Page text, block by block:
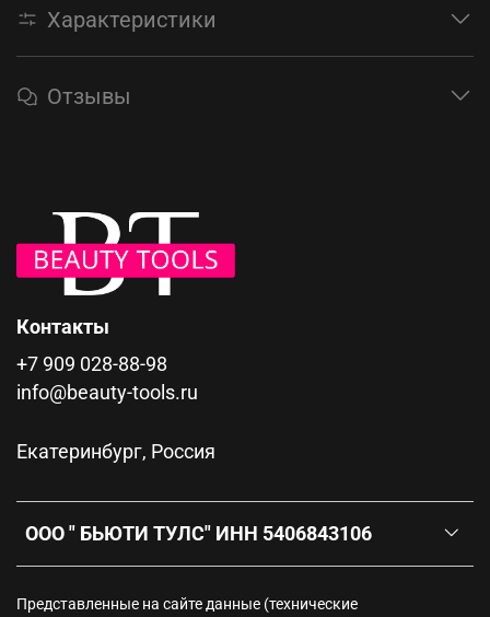
Характеристики
Отзывы
ООО " БЬЮТИ ТУЛС" ИНН 5406843106
Контакты
+7 909 028-88-98
info@beauty-tools.ru
Екатеринбург, Россия
Представленные на сайте данные (технические